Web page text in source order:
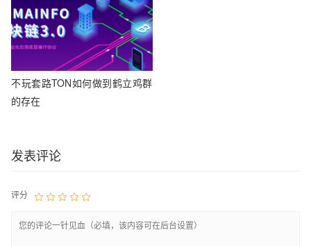
不玩套路TON如何做到鹤立鸡群
的存在
发表评论
评分